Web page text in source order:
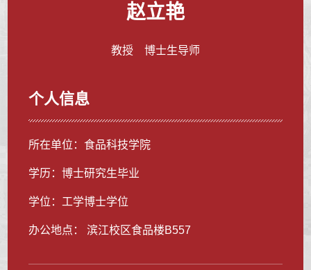
赵立艳
教授 博士生导师
个人信息
所在单位：食品科技学院
学历：博士研究生毕业
学位：工学博士学位
办公地点： 滨江校区食品楼B557